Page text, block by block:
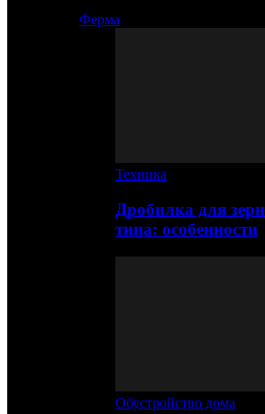
Ферма
Техника
Дробилка для
типа: особенности
Обустройство дома